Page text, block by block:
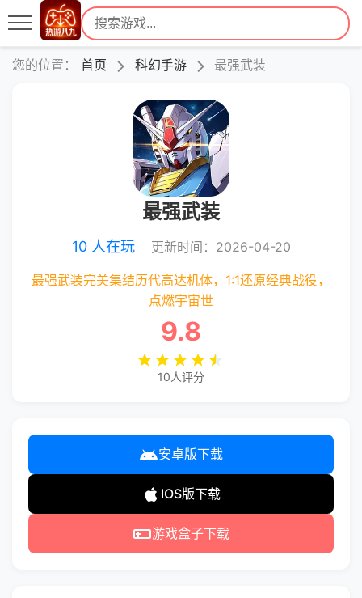
您的位置： 首页 科幻手游 最强武装
最强武装
10 人在玩 更新时间：2026-04-20
最强武装完美集结历代高达机体，1:1还原经典战役，
点燃宇宙世
9.8
10人评分
安卓版下载
IOS版下载
游戏盒子下载